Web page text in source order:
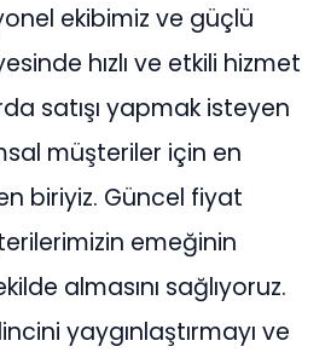
ekibimiz ve güçlü
hızlı ve etkili hizmet
satışı yapmak isteyen
müşteriler için en
biriyiz. Güncel fiyat
emeğinin
almasını sağlıyoruz.
yaygınlaştırmayı ve